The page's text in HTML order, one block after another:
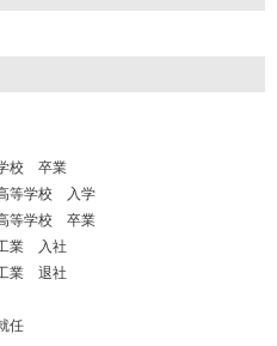
学校 卒業
等学校 入学
等学校 卒業
業 入社
業 退社
任